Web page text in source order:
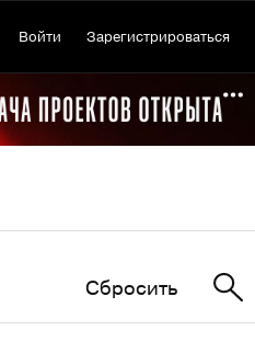
Войти Зарегистрироваться
Сбросить